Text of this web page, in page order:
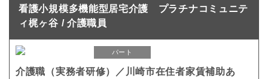
看護小規模多機能型居宅介護 プラチナコミュニテ
ィ梶ヶ谷 / 介護職員
パート
介護職（実務者研修）／川崎市在住者家賃補助あ